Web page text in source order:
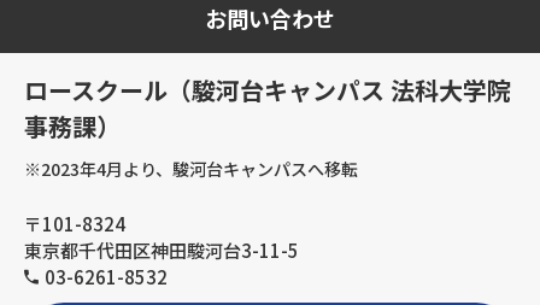
お問い合わせ
ロースクール（駿河台キャンパス 法科大学院
事務課）
※2023年4月より、駿河台キャンパスへ移転
〒101-8324
東京都千代田区神田駿河台3-11-5
03-6261-8532